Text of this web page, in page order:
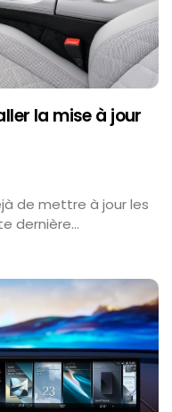
la mise à jour
de mettre à jour les
dernière...